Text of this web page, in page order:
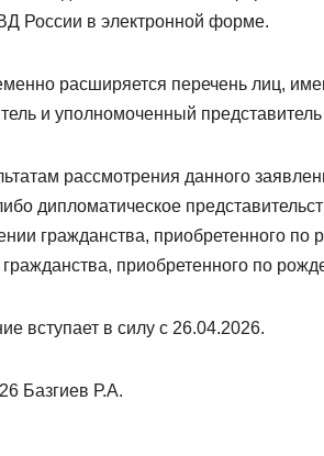
России в электронной форме.
расширяется перечень лиц,
и уполномоченный
рассмотрения данного
дипломатическое
гражданства, приобретенного по
приобретенного по
вступает в силу с 26.04.2026.
Базгиев Р.А.